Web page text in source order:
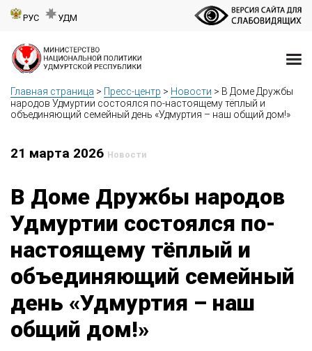
РУС УДМ
Главная страница > Пресс-центр > Новости > В Доме Дружбы
народов Удмуртии состоялся по-настоящему тёплый и
объединяющий семейный день «Удмуртия – наш общий дом!»
21 марта 2026 Новости
В Доме Дружбы народов
Удмуртии состоялся по-
настоящему тёплый и
объединяющий семейный
день «Удмуртия – наш
общий дом!»